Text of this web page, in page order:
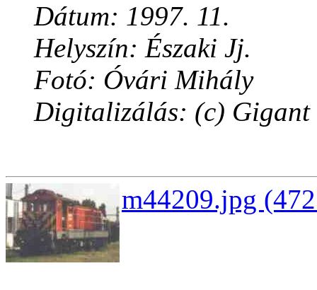
Dátum: 1997. 11.
Helyszín: Északi Jj.
Fotó: Óvári Mihály
Digitalizálás: (c) Gigant
m44209.jpg